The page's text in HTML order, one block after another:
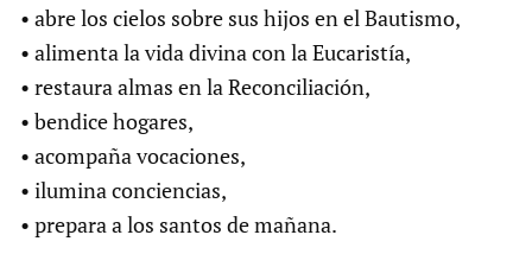
• abre los cielos sobre sus hijos en el Bautismo,
• alimenta la vida divina con la Eucaristía,
• restaura almas en la Reconciliación,
• bendice hogares,
• acompaña vocaciones,
• ilumina conciencias,
• prepara a los santos de mañana.